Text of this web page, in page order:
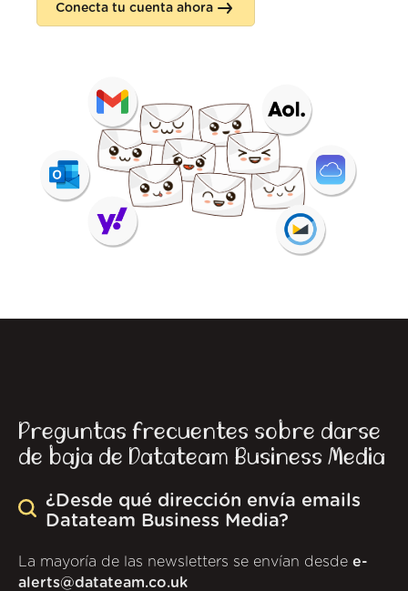
Conecta tu cuenta ahora
Preguntas frecuentes sobre darse
de baja de Datateam Business Media
¿Desde qué dirección envía emails
Datateam Business Media?
La mayoría de las newsletters se envían desde e-
alerts@datateam.co.uk